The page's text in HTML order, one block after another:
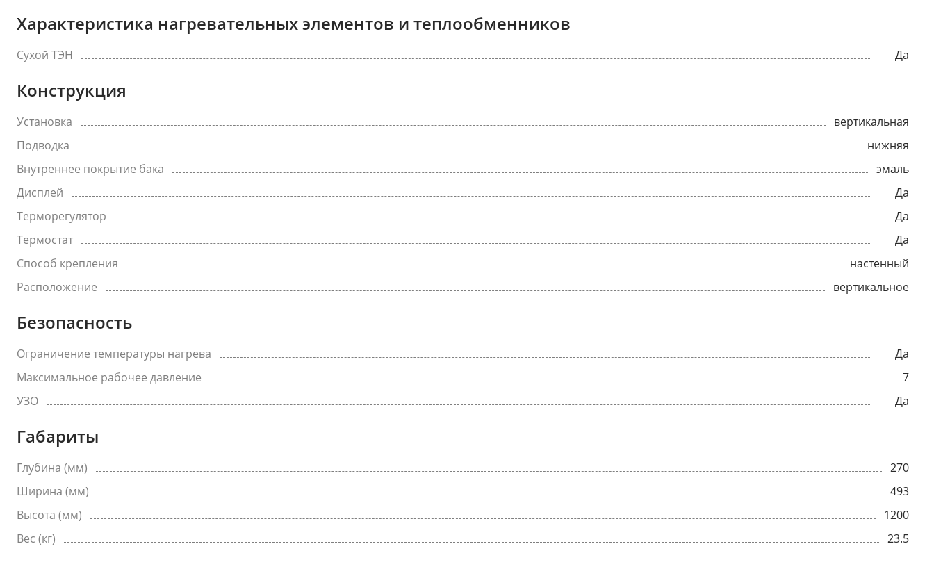
Характеристика нагревательных элементов и теплообменников
Сухой ТЭН Да
Конструкция
Установка
вертикальная
Подводка
нижняя
Внутреннее покрытие бака
эмаль
Дисплей
Да
Терморегулятор
Да
Термостат
Да
Способ крепления
настенный
Расположение
вертикальное
Безопасность
Ограничение температуры нагрева
Да
Максимальное рабочее давление
7
УЗО
Да
Габариты
Глубина (мм)
270
Ширина (мм)
493
Высота (мм)
1200
Вес (кг)
23.5